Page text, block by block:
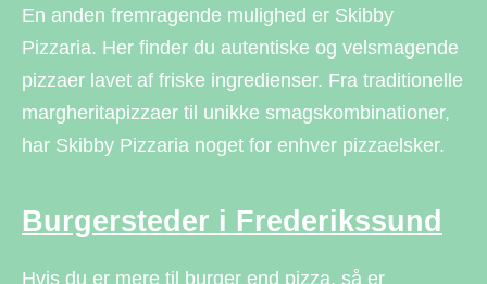
En anden fremragende mulighed er Skibby
Pizzaria. Her finder du autentiske og velsmagende
pizzaer lavet af friske ingredienser. Fra traditionelle
margheritapizzaer til unikke smagskombinationer,
har Skibby Pizzaria noget for enhver pizzaelsker.
Burgersteder i Frederikssund
Hvis du er mere til burger end pizza, så er